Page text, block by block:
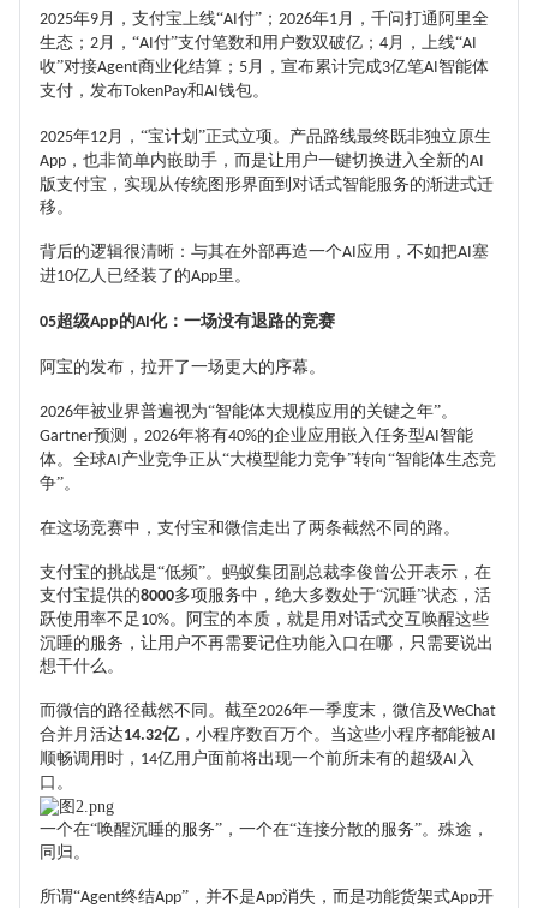
2025年9 月，支付宝上线“AI 付”； 2026年1 月，千问打通阿里全
生态； 2 月， “AI 付”支付笔数和用户数双破亿； 4 月，上线“AI
收”对接Agent商业化结算； 5 月，宣布累计完成3亿笔AI 智能体
支付，发布TokenPay和AI 钱包。
2025年12 月，“宝计划”正式立项。产品路线最终既非独立原生
App ，也非简单内嵌助手，而是让用户一键切换进入全新的AI
版支付宝，实现从传统图形界面到对话式智能服务的渐进式迁
移。
背后的逻辑很清晰：与其在外部再造一个AI 应用，不如把AI 塞
进10亿人已经装了的App里。
05超级App的AI 化：一场没有退路的竞赛
阿宝的发布，拉开了一场更大的序幕。
2026年被业界普遍视为“智能体大规模应用的关键之年”。
Gartner预测， 2026年将有40%的企业应用嵌入任务型AI 智能
体。全球AI 产业竞争正从“大模型能力竞争”转向“智能体生态竞
争”。
在这场竞赛中，支付宝和微信走出了两条截然不同的路。
支付宝的挑战是“低频”。蚂蚁集团副总裁李俊曾公开表示，在
支付宝提供的8000多项服务中，绝大多数处于“沉睡”状态，活
跃使用率不足 10%。阿宝的本质，就是用对话式交互唤醒这些
沉睡的服务 ， 让用户不再需要记住功能入口在哪，只需要说出
想干什么。
而微信的路径截然不同。截至2026年一季度末，微信及WeChat
合并月活达14.32亿，小程序数百万个。当这些小程序都能被AI
顺畅调用时， 14亿用户面前将出现一个前所未有的超级AI 入
口。
一个在“唤醒沉睡的服务”，一个在“连接分散的服务”。殊途，
同归。
所谓“Agent终结App”，并不是App消失，而是功能货架式App开